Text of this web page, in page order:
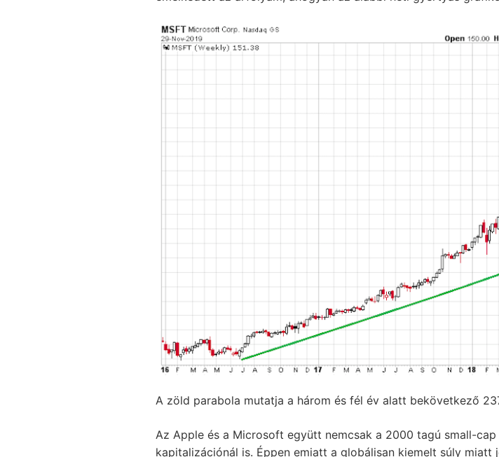
A zöld parabola mutatja a három és fél év alatt bekövetkező
Az Apple és a Microsoft együtt nemcsak a 2000 tagú small-
kapitalizációnál is. Éppen emiatt a globálisan kiemelt súly